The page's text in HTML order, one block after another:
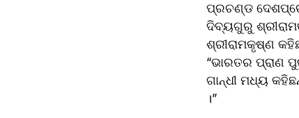
ପ୍ରଚଣ୍ଡ
ଦିବ୍ୟଗୁରୁ
ଶ୍ରୀରାମକୃଷ୍ଣ
“ଭାରତର ପ୍ରାଣ
ଗାନ୍ଧୀ ମଧ୍ୟ
।”